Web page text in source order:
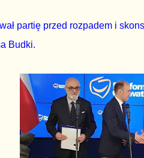
partię przed rozpadem i
Budki.